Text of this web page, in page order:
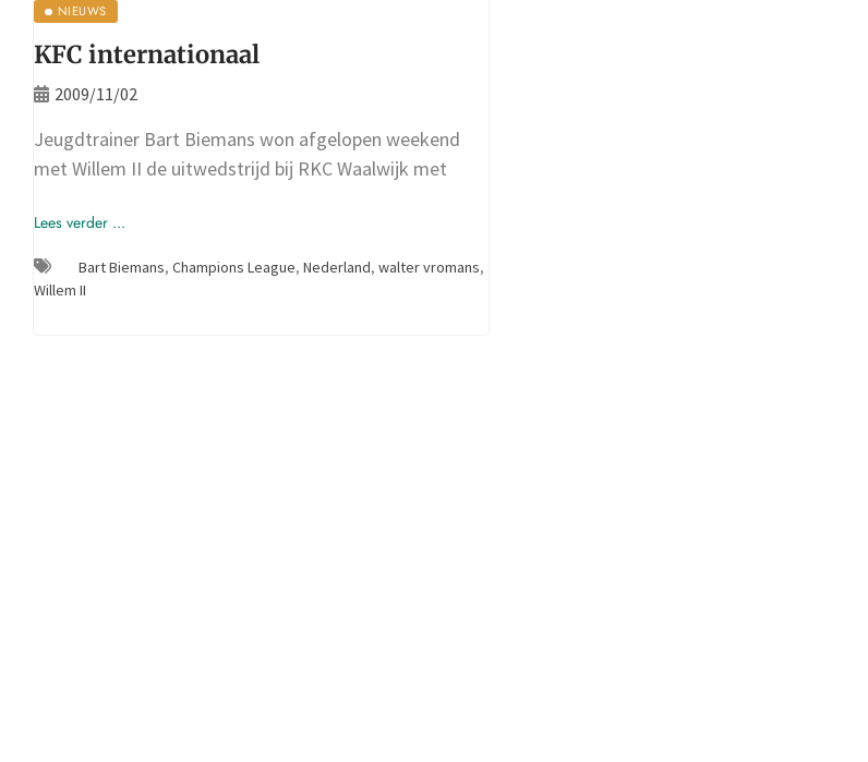
NIEUWS
KFC internationaal
2009/11/02
Jeugdtrainer Bart Biemans won afgelopen weekend
met Willem II de uitwedstrijd bij RKC Waalwijk met
Lees verder ...
Bart Biemans, Champions League, Nederland, walter vromans,
Willem II